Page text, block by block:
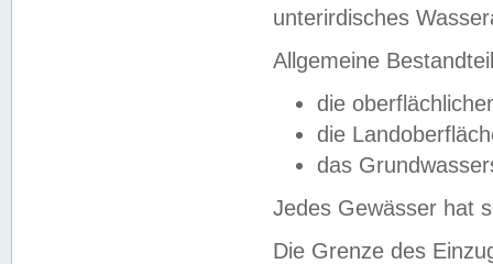
unterirdisches
Allgemeine
die
die
das
Jedes Gewässer hat
Die Grenze des